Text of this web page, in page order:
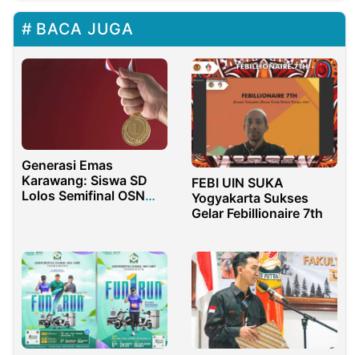
BACA JUGA
Generasi Emas
Karawang: Siswa SD
Lolos Semifinal OSN
FEBI UIN SUKA
Yogyakarta Sukses
Gelar Febillionaire 7th